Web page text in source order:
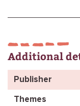
Additional
Publisher
Themes